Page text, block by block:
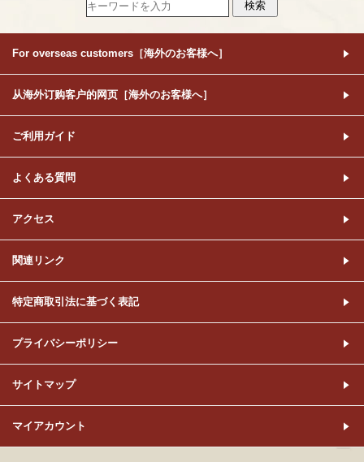
For overseas customers［海外のお客様へ］
从海外订购客户的网页［海外のお客様へ］
ご利用ガイド
よくある質問
アクセス
関連リンク
特定商取引法に基づく表記
プライバシーポリシー
サイトマップ
マイアカウント